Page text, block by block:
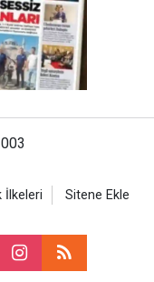
İlkeleri Sitene Ekle